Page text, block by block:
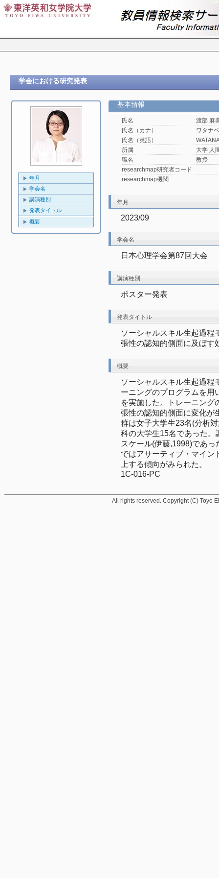
学会における研究発表
年月
学会名
講演種別
発表タイトル
概要
基本情報
氏名
渡部 麻
氏名（カナ）
ワタナ
氏名（英語）
所属
大学 人
職名
教授
researchmap研究者コード
researchmap機関
年月
2023/09
学会名
日本心理学会第87回大会
講演種別
ポスター発表
発表タイトル
ソーシャルスキル生起過程
張性の認知的側面に及ぼす
概要
ソーシャルスキル生起過程
ーニングのプログラムを用
を実施した。トレーニング
張性の認知的側面に変化が
群は女子大学生23名(分析
科の大学生15名であった
スケール(伊藤,1998)であ
ではアサーティブ・マイン
上する傾向がみられた。
1C-016-PC